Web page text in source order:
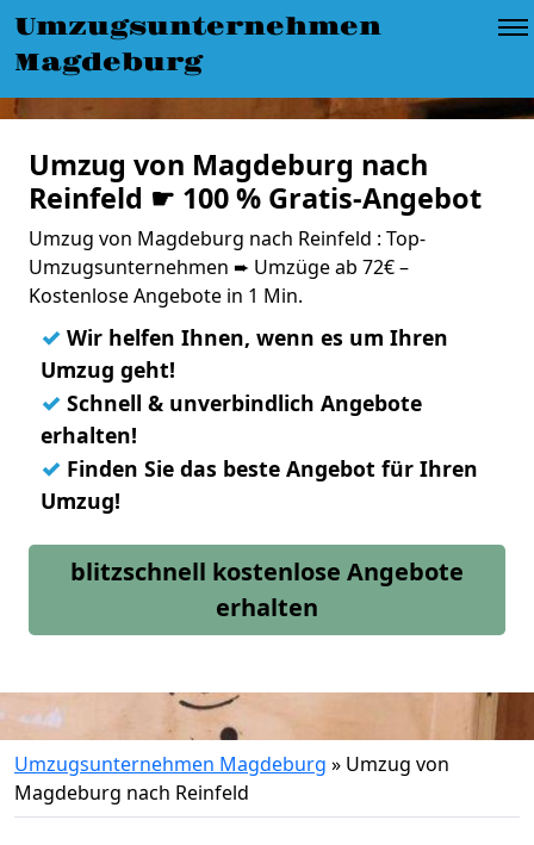
Umzugsunternehmen
Magdeburg
Umzug von Magdeburg nach
Reinfeld ☛ 100 % Gratis-Angebot
Umzug von Magdeburg nach Reinfeld : Top-
Umzugsunternehmen ➨ Umzüge ab 72€ –
Kostenlose Angebote in 1 Min.
✓ Wir helfen Ihnen, wenn es um Ihren
Umzug geht!
✓ Schnell & unverbindlich Angebote
erhalten!
✓ Finden Sie das beste Angebot für Ihren
Umzug!
blitzschnell kostenlose Angebote
erhalten
Umzugsunternehmen Magdeburg » Umzug von
Magdeburg nach Reinfeld